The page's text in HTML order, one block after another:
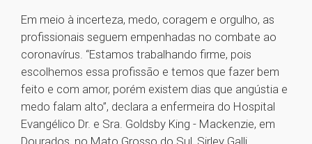
Em meio à incerteza, medo, coragem e orgulho, as
profissionais seguem empenhadas no combate ao
coronavírus. “Estamos trabalhando firme, pois
escolhemos essa profissão e temos que fazer bem
feito e com amor, porém existem dias que angústia e
medo falam alto”, declara a enfermeira do Hospital
Evangélico Dr. e Sra. Goldsby King - Mackenzie, em